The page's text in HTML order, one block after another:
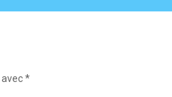
avec*